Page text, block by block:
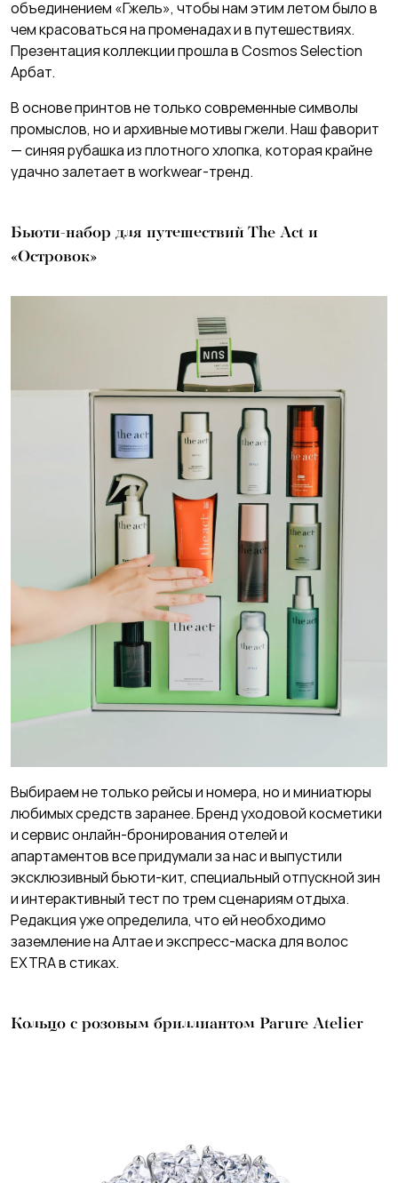
объединением «Гжель», чтобы нам этим летом было в
чем красоваться на променадах и в путешествиях.
Презентация коллекции прошла в Cosmos Selection
Арбат.
В основе принтов не только современные символы
промыслов, но и архивные мотивы гжели. Наш фаворит
— синяя рубашка из плотного хлопка, которая крайне
удачно залетает в workwear-тренд.
Бьюти-набор для путешествий The Act и
«Островок»
Выбираем не только рейсы и номера, но и миниатюры
любимых средств заранее. Бренд уходовой косметики
и сервис онлайн-бронирования отелей и
апартаментов все придумали за нас и выпустили
эксклюзивный бьюти-кит, специальный отпускной зин
и интерактивный тест по трем сценариям отдыха.
Редакция уже определила, что ей необходимо
заземление на Алтае и экспресс-маска для волос
EXTRA в стиках.
Кольцо с розовым бриллиантом Parure Atelier